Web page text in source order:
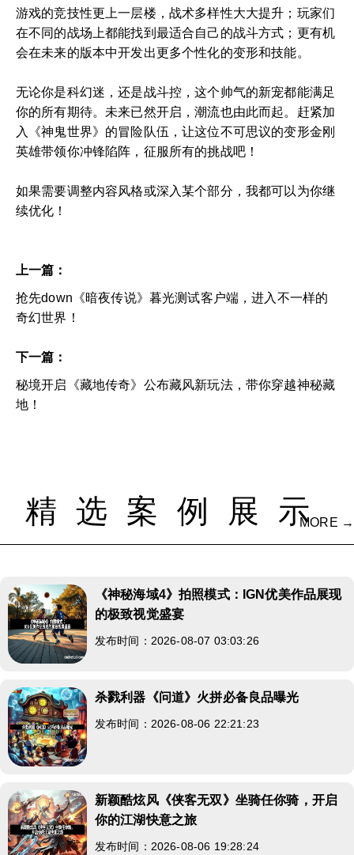
游戏的竞技性更上一层楼，战术多样性大大提升；玩家们
在不同的战场上都能找到最适合自己的战斗方式；更有机
会在未来的版本中开发出更多个性化的变形和技能。
无论你是科幻迷，还是战斗控，这个帅气的新宠都能满足
你的所有期待。未来已然开启，潮流也由此而起。赶紧加
入《神鬼世界》的冒险队伍，让这位不可思议的变形金刚
英雄带领你冲锋陷阵，征服所有的挑战吧！
如果需要调整内容风格或深入某个部分，我都可以为你继
续优化！
上一篇：
抢先down《暗夜传说》暮光测试客户端，进入不一样的
奇幻世界！
下一篇：
秘境开启《藏地传奇》公布藏风新玩法，带你穿越神秘藏
地！
精选案例展示MORE →
《神秘海域4》拍照模式：IGN优美作品展现
的极致视觉盛宴
发布时间：2026-08-07 03:03:26
杀戮利器《问道》火拼必备良品曝光
发布时间：2026-08-06 22:21:23
新颖酷炫风《侠客无双》坐骑任你骑，开启
你的江湖快意之旅
发布时间：2026-08-06 19:28:24